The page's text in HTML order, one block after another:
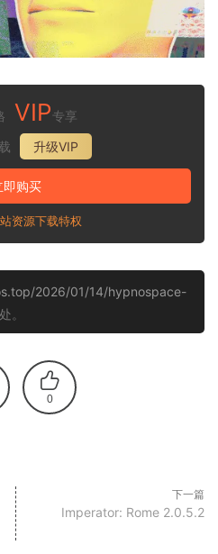
VIP专享
升级VIP
即购买
资源下载特权
2026/01/14/hypnospace-
。
0
下一篇
Imperator: Rome 2.0.5.2